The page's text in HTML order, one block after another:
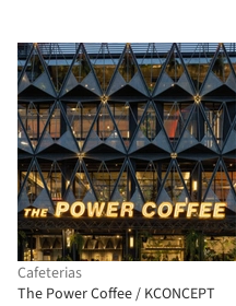
Cafeterias
The Power Coffee / KCONCEPT